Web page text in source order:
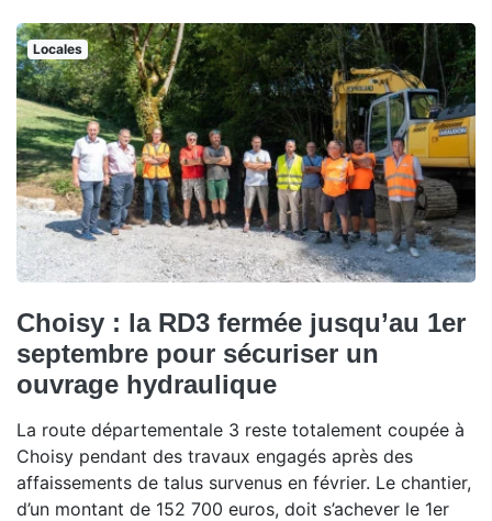
Locales
Choisy : la RD3 fermée jusqu’au 1er
septembre pour sécuriser un
ouvrage hydraulique
La route départementale 3 reste totalement coupée à
Choisy pendant des travaux engagés après des
affaissements de talus survenus en février. Le chantier,
d’un montant de 152 700 euros, doit s’achever le 1er